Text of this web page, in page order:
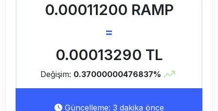
0.00011200 RAMP
=
0.00013290 TL
Değişim: 0.37000000476837%
Güncelleme: 3 dakika önce